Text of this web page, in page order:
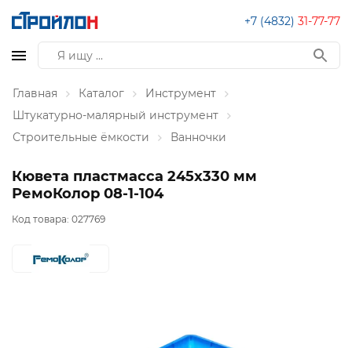
+7 (4832) 31-77-77
Главная Каталог
Инструмент
Штукатурно-малярный инструмент
Строительные ёмкости
Ванночки
Кювета пластмасса 245х330 мм
РемоКолор 08-1-104
Код товара: 027769